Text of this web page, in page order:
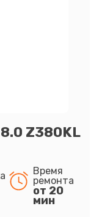
Z380KL
Время
ремонта
от 20
мин